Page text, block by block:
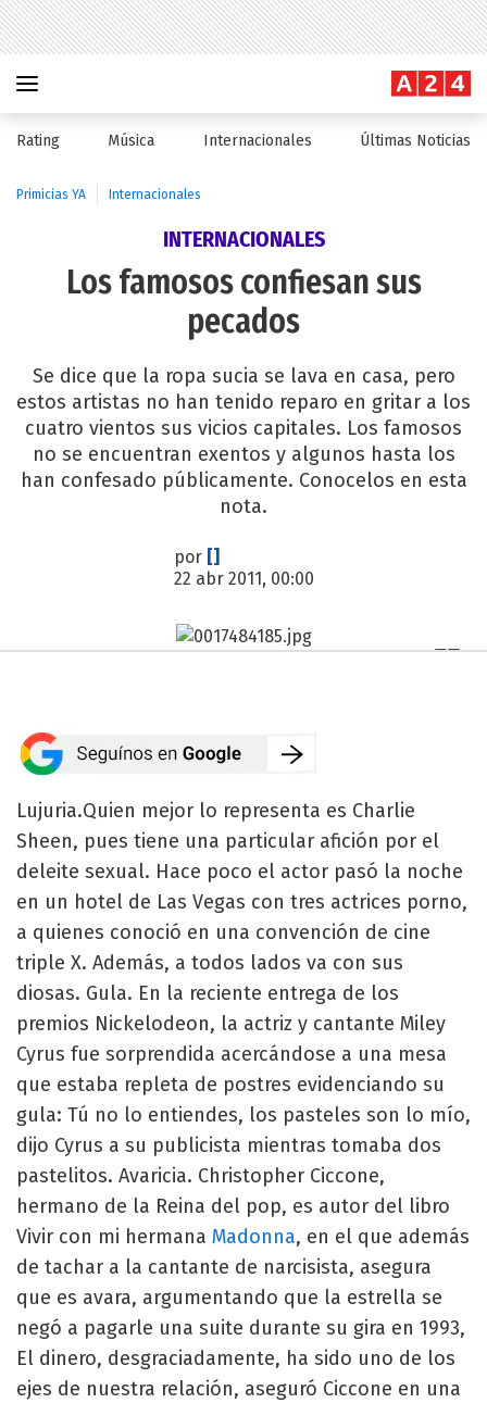
Rating Música Internacionales Últimas Noticias
Primicias YA Internacionales
INTERNACIONALES
Los famosos confiesan sus
pecados
Se dice que la ropa sucia se lava en casa, pero
estos artistas no han tenido reparo en gritar a los
cuatro vientos sus vicios capitales. Los famosos
no se encuentran exentos y algunos hasta los
han confesado públicamente. Conocelos en esta
nota.
por []
22 abr 2011, 00:00
Lujuria.Quien mejor lo representa es Charlie
Sheen, pues tiene una particular afición por el
deleite sexual. Hace poco el actor pasó la noche
en un hotel de Las Vegas con tres actrices porno,
a quienes conoció en una convención de cine
triple X. Además, a todos lados va con sus
diosas. Gula. En la reciente entrega de los
premios Nickelodeon, la actriz y cantante Miley
Cyrus fue sorprendida acercándose a una mesa
que estaba repleta de postres evidenciando su
gula: Tú no lo entiendes, los pasteles son lo mío,
dijo Cyrus a su publicista mientras tomaba dos
pastelitos. Avaricia. Christopher Ciccone,
hermano de la Reina del pop, es autor del libro
Vivir con mi hermana Madonna, en el que además
de tachar a la cantante de narcisista, asegura
que es avara, argumentando que la estrella se
negó a pagarle una suite durante su gira en 1993,
El dinero, desgraciadamente, ha sido uno de los
ejes de nuestra relación, aseguró Ciccone en una